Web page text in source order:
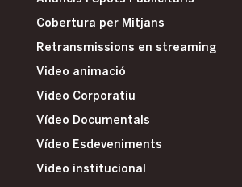
Cobertura per Mitjans
Retransmissions en streaming
Video animació
Video Corporatiu
Vídeo Documentals
Vídeo Esdeveniments
Video institucional